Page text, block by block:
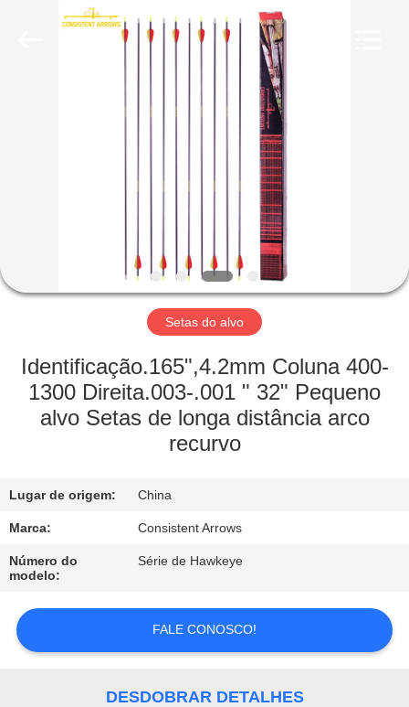
EXCURSÃO
FÁBRICA
CONTROLE
CONTACTE-
NOS
PEÇA
UMAS
Setas do alvo
Identificação.165",4.2mm Coluna 400-
1300 Direita.003-.001 " 32" Pequeno
alvo Setas de longa distância arco
recurvo
Lugar de origem: China
Marca: Consistent Arrows
Número do
modelo:
Série de Hawkeye
FALE CONOSCO!
DESDOBRAR DETALHES